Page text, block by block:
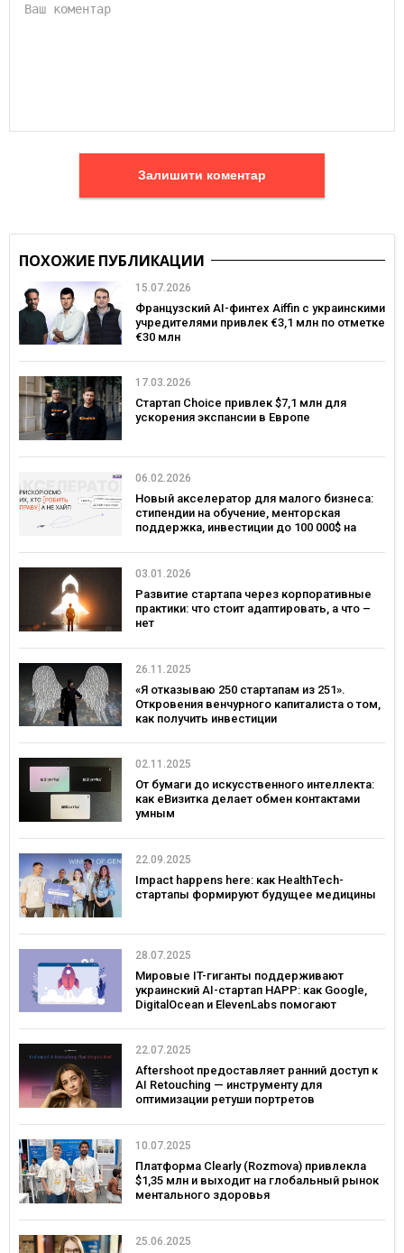
Залишити коментар
ПОХОЖИЕ ПУБЛИКАЦИИ
15.07.2026
Французский AI-финтех Aiffin с украинскими
учредителями привлек €3,1 млн по отметке
€30 млн
17.03.2026
Стартап Choice привлек $7,1 млн для
ускорения экспансии в Европе
06.02.2026
Новый акселератор для малого бизнеса:
стипендии на обучение, менторская
поддержка, инвестиции до 100 000$ на
03.01.2026
Развитие стартапа через корпоративные
практики: что стоит адаптировать, а что –
нет
26.11.2025
«Я отказываю 250 стартапам из 251».
Откровения венчурного капиталиста о том,
как получить инвестиции
02.11.2025
От бумаги до искусственного интеллекта:
как еВизитка делает обмен контактами
умным
22.09.2025
Impact happens here: как HealthTech-
стартапы формируют будущее медицины
28.07.2025
Мировые IT-гиганты поддерживают
украинский AI-стартап HAPP: как Google,
DigitalOcean и ElevenLabs помогают
22.07.2025
Aftershoot предоставляет ранний доступ к
AI Retouching — инструменту для
оптимизации ретуши портретов
10.07.2025
Платформа Clearly (Rozmova) привлекла
$1,35 млн и выходит на глобальный рынок
ментального здоровья
25.06.2025